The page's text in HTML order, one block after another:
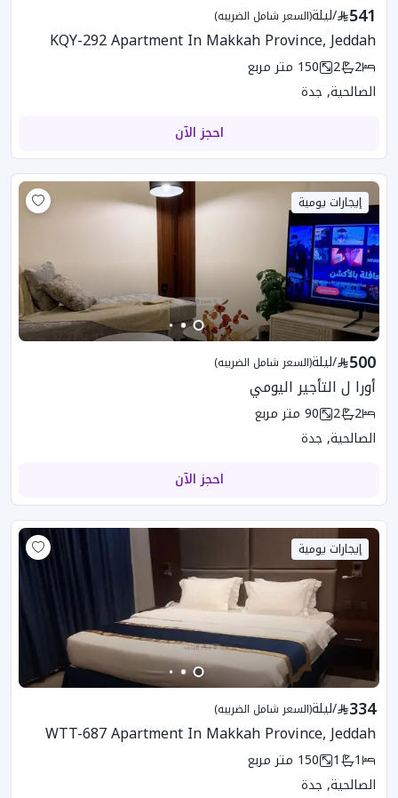
541
/ليلة(السعر شامل الضريبه)
KQY-292 Apartment In Makkah Province, Jeddah
2
2
150 متر مربع
الصالحية, جدة
احجز الآن
إيجارات يومية
500
/ليلة(السعر شامل الضريبه)
أورا ل التأجير اليومي
2
2
90 متر مربع
الصالحية, جدة
احجز الآن
إيجارات يومية
334
/ليلة(السعر شامل الضريبه)
WTT-687 Apartment In Makkah Province, Jeddah
1
1
150 متر مربع
الصالحية, جدة